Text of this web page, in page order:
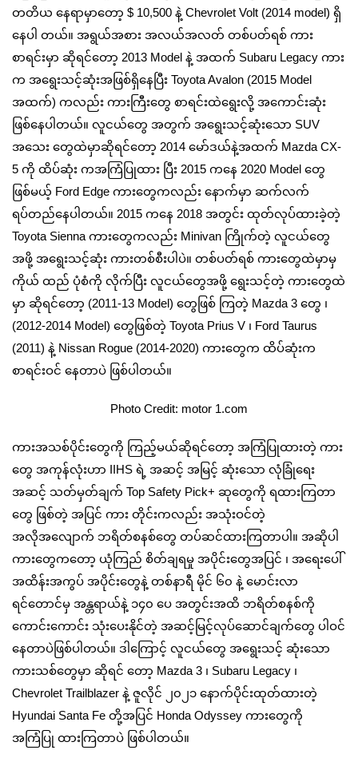
တတိယ နေရာမှာတော့ $ 10,500 နဲ့ Chevrolet Volt (2014 model) ရှိ
နေပါ တယ်။ အရွယ်အစား အလယ်အလတ် တစ်ပတ်ရစ် ကား
စာရင်းမှာ ဆိုရင်တော့ 2013 Model နဲ့ အထက် Subaru Legacy ကား
က အရွေးသင့်ဆုံးအဖြစ်ရှိနေပြီး Toyota Avalon (2015 Model
အထက်) ကလည်း ကားကြီးတွေ စာရင်းထဲရွေးလို့ အကောင်းဆုံး
ဖြစ်နေပါတယ်။ လူငယ်တွေ အတွက် အရွေးသင့်ဆုံးသော SUV
အသေး တွေထဲမှာဆိုရင်တော့ 2014 မော်ဒယ်နဲ့အထက် Mazda CX-
5 ကို ထိပ်ဆုံး ကအကြံပြုထား ပြီး 2015 ကနေ 2020 Model တွေ
ဖြစ်မယ့် Ford Edge ကားတွေကလည်း နောက်မှာ ဆက်လက်
ရပ်တည်နေပါတယ်။ 2015 ကနေ 2018 အတွင်း ထုတ်လုပ်ထားခဲ့တဲ့
Toyota Sienna ကားတွေကလည်း Minivan ကြိုက်တဲ့ လူငယ်တွေ
အဖို့ အရွေးသင့်ဆုံး ကားတစ်စီးပါပဲ။ တစ်ပတ်ရစ် ကားတွေထဲမှာမှ
ကိုယ် ထည် ပုံစံကို လိုက်ပြီး လူငယ်တွေအဖို့ ရွေးသင့်တဲ့ ကားတွေထဲ
မှာ ဆိုရင်တော့ (2011-13 Model) တွေဖြစ် ကြတဲ့ Mazda 3 တွေ ၊
(2012-2014 Model) တွေဖြစ်တဲ့ Toyota Prius V ၊ Ford Taurus
(2011) နဲ့ Nissan Rogue (2014-2020) ကားတွေက ထိပ်ဆုံးက
စာရင်းဝင် နေတာပဲ ဖြစ်ပါတယ်။
Photo Credit: motor 1.com
ကားအသစ်ပိုင်းတွေကို ကြည့်မယ်ဆိုရင်တော့ အကြံပြုထားတဲ့ ကား
တွေ အကုန်လုံးဟာ IIHS ရဲ့ အဆင့် အမြင့် ဆုံးသော လုံခြုံရေး
အဆင့် သတ်မှတ်ချက် Top Safety Pick+ ဆုတွေကို ရထားကြတာ
တွေ ဖြစ်တဲ့ အပြင် ကား တိုင်းကလည်း အသုံးဝင်တဲ့
အလိုအလျောက် ဘရိတ်စနစ်တွေ တပ်ဆင်ထားကြတာပါ။ အဆိုပါ
ကားတွေကတော့ ယုံကြည် စိတ်ချရမှု အပိုင်းတွေအပြင် ၊ အရေးပေါ်
အထိန်းအကွပ် အပိုင်းတွေနဲ့ တစ်နာရီ မိုင် ၆၀ နဲ့ မောင်းလာ
ရင်တောင်မှ အန္တရာယ်နဲ့ ၁၄၀ ပေ အတွင်းအထိ ဘရိတ်စနစ်ကို
ကောင်းကောင်း သုံးပေးနိုင်တဲ့ အဆင့်မြင့်လုပ်ဆောင်ချက်တွေ ပါဝင်
နေတာပဲဖြစ်ပါတယ်။ ဒါကြောင့် လူငယ်တွေ အရွေးသင့် ဆုံးသော
ကားသစ်တွေမှာ ဆိုရင် တော့ Mazda 3 ၊ Subaru Legacy ၊
Chevrolet Trailblazer နဲ့ ဇူလိုင် ၂၀၂၁ နောက်ပိုင်းထုတ်ထားတဲ့
Hyundai Santa Fe တို့အပြင် Honda Odyssey ကားတွေကို
အကြံပြု ထားကြတာပဲ ဖြစ်ပါတယ်။